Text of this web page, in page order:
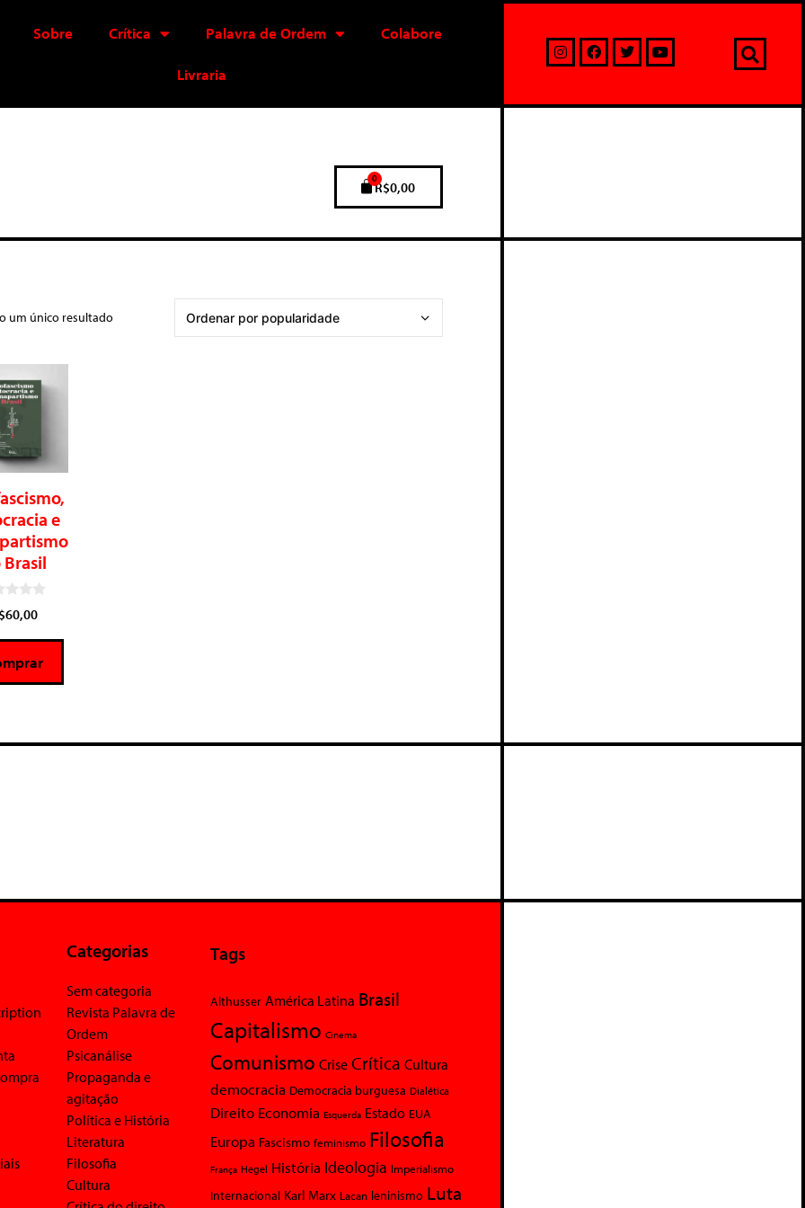
Sobre Crítica Palavra de Ordem Colabore
Livraria
R$0,00
0
um único resultado
e
Brasil
60,00
Categorias
Sem categoria
Revista Palavra de
Ordem
Psicanálise
Propaganda e
agitação
Política e História
Literatura
Filosofia
Cultura
Tags
Althusser América Latina Brasil
Capitalismo Cinema
Comunismo Crise Crítica Cultura
democracia Democracia burguesa Dialética
Direito Economia Esquerda Estado EUA
Europa Fascismo feminismo Filosofia
França Hegel História Ideologia Imperialismo
Internacional Karl Marx Lacan leninismo Luta